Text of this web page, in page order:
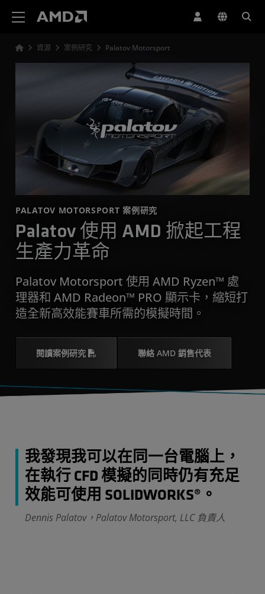
資源 案例研究 Palatov Motorsport
PALATOV MOTORSPORT 案例研究
Palatov 使用 AMD 掀起工程
生產力革命
Palatov Motorsport 使用 AMD Ryzen™ 處
理器和 AMD Radeon™ PRO 顯示卡，縮短打
造全新高效能賽車所需的模擬時間。
閱讀案例研究 聯絡 AMD 銷售代表
我發現我可以在同一台電腦上，
在執行 CFD 模擬的同時仍有充足
效能可使用 SOLIDWORKS®。
Dennis Palatov，Palatov Motorsport, LLC 負責人